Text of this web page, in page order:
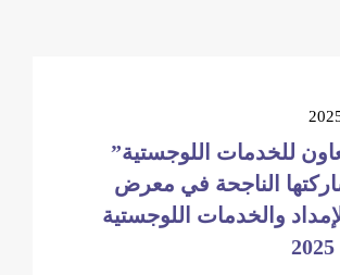
للخدمات اللوجستية”
الناجحة في معرض
والخدمات اللوجستية